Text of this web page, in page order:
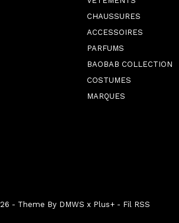
CHAUSSURES
ACCESSOIRES
PARFUMS
BAOBAB COLLECTION
COSTUMES
MARQUES
- Theme By DMWS x Plus+ - Fil RSS